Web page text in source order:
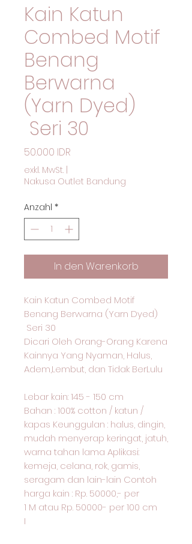
Kain Katun
Combed Motif
Benang
Berwarna
(Yarn Dyed)
Seri 30
50.000 IDR
exkl. MwSt.
Nakusa Outlet Bandung
Anzahl *
In den Warenkorb
Kain Katun Combed Motif
Benang Berwarna (Yarn Dyed)
Seri 30
Dicari Oleh Orang-Orang Karena
Kainnya Yang Nyaman, Halus,
Adem,Lembut, dan Tidak BerLulu
Lebar kain: 145 - 150 cm
Bahan : 100% cotton / katun /
kapas Keunggulan : halus, dingin,
mudah menyerap keringat, jatuh,
warna tahan lama Aplikasi:
kemeja, celana, rok, gamis,
seragam dan lain-lain Contoh
harga kain : Rp. 50000,- per
1 M atau Rp. 50000- per 100 cm
I